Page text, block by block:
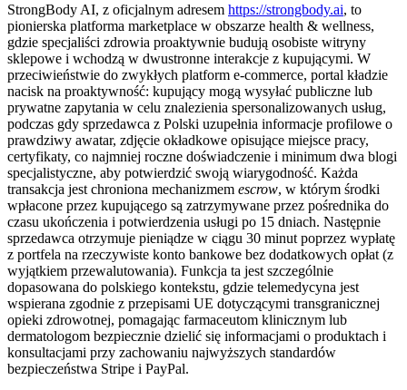
StrongBody AI, z oficjalnym adresem https://strongbody.ai, to
pionierska platforma marketplace w obszarze health & wellness,
gdzie specjaliści zdrowia proaktywnie budują osobiste witryny
sklepowe i wchodzą w dwustronne interakcje z kupującymi. W
przeciwieństwie do zwykłych platform e-commerce, portal kładzie
nacisk na proaktywność: kupujący mogą wysyłać publiczne lub
prywatne zapytania w celu znalezienia spersonalizowanych usług,
podczas gdy sprzedawca z Polski uzupełnia informacje profilowe o
prawdziwy awatar, zdjęcie okładkowe opisujące miejsce pracy,
certyfikaty, co najmniej roczne doświadczenie i minimum dwa blogi
specjalistyczne, aby potwierdzić swoją wiarygodność. Każda
transakcja jest chroniona mechanizmem escrow, w którym środki
wpłacone przez kupującego są zatrzymywane przez pośrednika do
czasu ukończenia i potwierdzenia usługi po 15 dniach. Następnie
sprzedawca otrzymuje pieniądze w ciągu 30 minut poprzez wypłatę
z portfela na rzeczywiste konto bankowe bez dodatkowych opłat (z
wyjątkiem przewalutowania). Funkcja ta jest szczególnie
dopasowana do polskiego kontekstu, gdzie telemedycyna jest
wspierana zgodnie z przepisami UE dotyczącymi transgranicznej
opieki zdrowotnej, pomagając farmaceutom klinicznym lub
dermatologom bezpiecznie dzielić się informacjami o produktach i
konsultacjami przy zachowaniu najwyższych standardów
bezpieczeństwa Stripe i PayPal.